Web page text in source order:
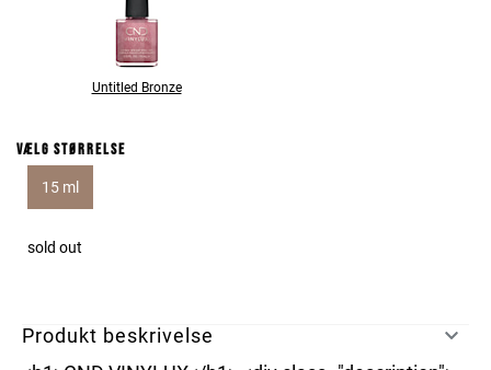
Untitled Bronze
Vælg størrelse
15 ml
sold out
Produkt beskrivelse